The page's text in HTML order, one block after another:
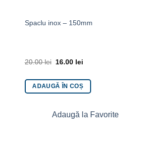
Spaclu inox – 150mm
20.00lei 16.00 lei
ADAUGĂ ÎN COȘ
Adaugă la Favorite